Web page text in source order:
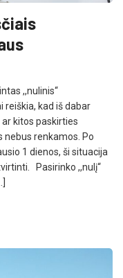
,,nulinis“
kad iš dabar
kitos paskirties
nebus renkamos. Po
1 dienos, ši situacija
Pasirinko ,,nulį“